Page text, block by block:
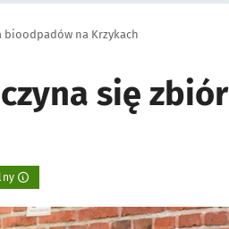
bioodpadów na Krzykach
się